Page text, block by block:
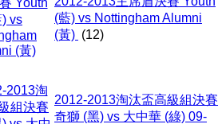
(藍) vs Nottingham Alumni
(黃) (12)
2012-2013淘汰盃高級組決賽
奇獅 (黑) vs 大中華 (綠) 09-